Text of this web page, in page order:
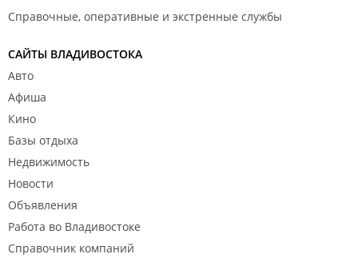
Справочные, оперативные и экстренные службы
САЙТЫ ВЛАДИВОСТОКА
Авто
Афиша
Кино
Базы отдыха
Недвижимость
Новости
Объявления
Работа во Владивостоке
Справочник компаний